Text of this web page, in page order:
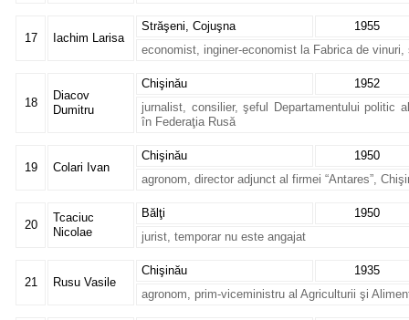
17 Iachim Larisa
Străşeni, Cojuşna
1955
economist, inginer-economist la Fabrica de
18
Diacov
Dumitru
Chişinău
1952
jurnalist, consilier, şeful Departamentului politic
în Federaţia Rusă
19 Colari Ivan
Chişinău
1950
agronom, director adjunct al firmei “Antares”,
20
Tcaciuc
Nicolae
Bălţi
1950
jurist, temporar nu este angajat
21 Rusu Vasile
Chişinău
1935
agronom, prim-viceministru al Agriculturii şi